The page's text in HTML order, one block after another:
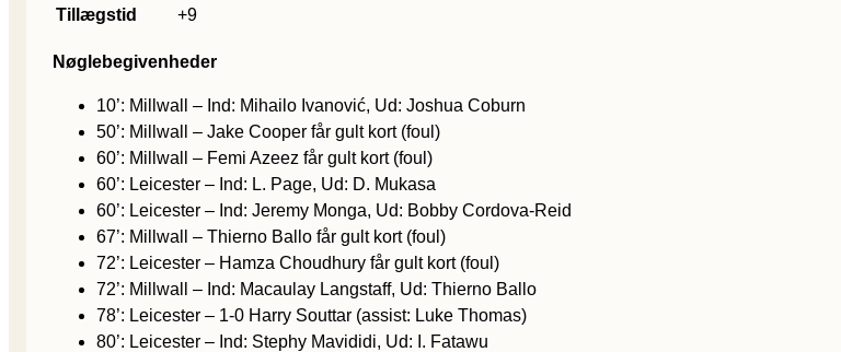
Tillægstid
+9
Nøglebegivenheder
10’: Millwall – Ind: Mihailo Ivanović, Ud: Joshua Coburn
50’: Millwall – Jake Cooper får gult kort (foul)
60’: Millwall – Femi Azeez får gult kort (foul)
60’: Leicester – Ind: L. Page, Ud: D. Mukasa
60’: Leicester – Ind: Jeremy Monga, Ud: Bobby Cordova-Reid
67’: Millwall – Thierno Ballo får gult kort (foul)
72’: Leicester – Hamza Choudhury får gult kort (foul)
72’: Millwall – Ind: Macaulay Langstaff, Ud: Thierno Ballo
78’: Leicester – 1-0 Harry Souttar (assist: Luke Thomas)
80’: Leicester – Ind: Stephy Mavididi, Ud: I. Fatawu